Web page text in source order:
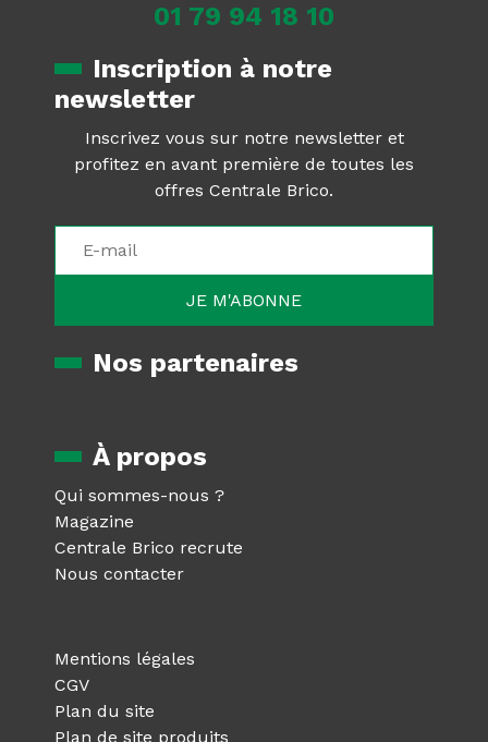
01 79 94 18 10
Inscription à notre
newsletter
Inscrivez vous sur notre newsletter et
profitez en avant première de toutes les
offres Centrale Brico.
Nos partenaires
À propos
Qui sommes-nous ?
Magazine
Centrale Brico recrute
Nous contacter
Mentions légales
CGV
Plan du site
Plan de site produits